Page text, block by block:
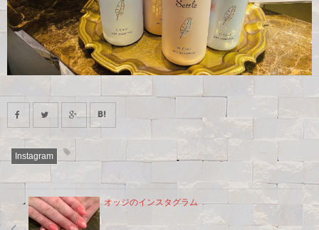
Instagram
オッジのインスタグラム